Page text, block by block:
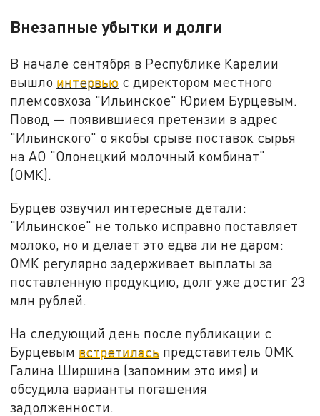
Внезапные убытки и долги
В начале сентября в Республике Карелии
вышло интервью с директором местного
племсовхоза "Ильинское" Юрием Бурцевым.
Повод — появившиеся претензии в адрес
"Ильинского" о якобы срыве поставок сырья
на АО "Олонецкий молочный комбинат"
(ОМК).
Бурцев озвучил интересные детали:
"Ильинское" не только исправно поставляет
молоко, но и делает это едва ли не даром:
ОМК регулярно задерживает выплаты за
поставленную продукцию, долг уже достиг 23
млн рублей.
На следующий день после публикации с
Бурцевым встретилась представитель ОМК
Галина Ширшина (запомним это имя) и
обсудила варианты погашения
задолженности.